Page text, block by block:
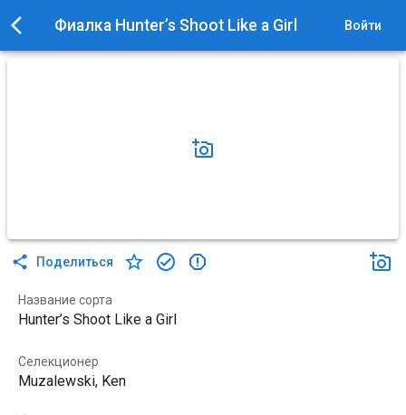
Фиалка Hunter’s Shoot Like a Girl Войти
Поделиться
Название сорта
Hunter’s Shoot Like a Girl
Селекционер
Muzalewski, Ken